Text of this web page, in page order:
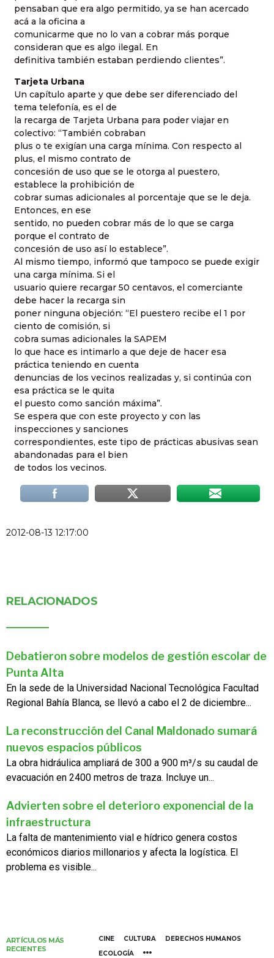
pensaban que era algo permitido, ya se han acercado
acá a la oficina a
comunicarme que no lo van a cobrar más porque
consideran que es algo ilegal. En
definitiva también estaban perdiendo clientes”.
Tarjeta Urbana
Un capítulo aparte y que debe ser diferenciado del
tema telefonía, es el de
la recarga de Tarjeta Urbana para poder viajar en
colectivo: “También cobraban
plus o te exigían una carga mínima. Con respecto al
plus, el mismo contrato de
concesión de uso que se le otorga al puestero,
establece la prohibición de
cobrar sumas adicionales al porcentaje que se le deja.
Entonces, en ese
sentido, no pueden cobrar más de lo que se carga
porque el contrato de
concesión de uso así lo establece”.
Al mismo tiempo, informó que tampoco se puede exigir
una carga mínima. Si el
usuario quiere recargar 50 centavos, el comerciante
debe hacer la recarga sin
poner ninguna objeción: “El puestero recibe el 1 por
ciento de comisión, si
cobra sumas adicionales la SAPEM
lo que hace es intimarlo a que deje de hacer esa
práctica teniendo en cuenta
denuncias de los vecinos realizadas y, si continúa con
esa práctica se le quita
el puesto como sanción máxima”.
Se espera que con este proyecto y con las
inspecciones y sanciones
correspondientes, este tipo de prácticas abusivas sean
abandonadas para el bien
de todos los vecinos.
2012-08-13 12:17:00
RELACIONADOS
Debatieron sobre modelos de gestión escolar de
Punta Alta
En la sede de la Universidad Nacional Tecnológica Facultad
Regional Bahía Blanca, se llevó a cabo el 2 de diciembre...
La reconstrucción del Canal Maldonado sumará
nuevos espacios públicos
La obra hidráulica ampliará de 300 a 900 m³/s su caudal de
evacuación en 2400 metros de traza. Incluye un...
Advierten sobre el deterioro exponencial de la
infraestructura
La falta de mantenimiento vial e hídrico genera costos
económicos diarios millonarios y afecta la logística. El
problema es visible...
ARTÍCULOS MÁS
RECIENTES
CINE CULTURA
DERECHOS HUMANOS
ECOLOGÍA